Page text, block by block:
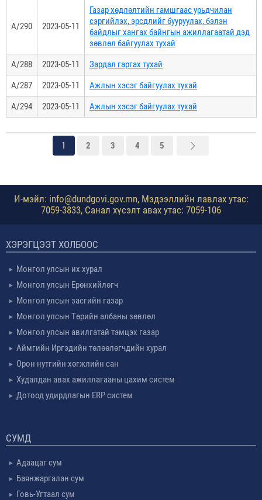
А/290 2023-05-11
Газар хөдлөлтийн гамшгаас урьдчилан
сэргийлэх, эрсдлийг бууруулах, бэлэн
байдлыг хангах байнгын ажиллагаатай дэд
зөвлөл байгуулах тухай
А/288
2023-05-11
Зардал гаргах тухай
А/287
2023-05-11
Ажлын хэсэг байгуулах тухай
А/294
2023-05-11 Ажлын хэсэг байгуулах тухай
1 2 3 4 5
И-мэйл: info@dundgovi.gov.mn, Мэдээллийн лавлах утас:
7059-3833, Санал хүсэлт авах утас: 7059-106
ХЭРЭГЦЭЭТ ХОЛБООС
Монгол улсын их хурал
Монгол улсын Ерөнхийлөгч
Монгол улсын засгийн газар
Монгол улсын Төрийн албаны зөвлөл
Монгол улсын авилгатай тэмцэх газар
Аймгийн Иргэдийн төлөөлөгчдийн хурал
Орон нутгийн хөгжлийн сан
Худалдан авах ажиллагааны цахим систем
Дотоод удирдлагын ERP систем
СУМД
Адаацаг сум
Баянжаргалан сум
Говь-Угтаал сум